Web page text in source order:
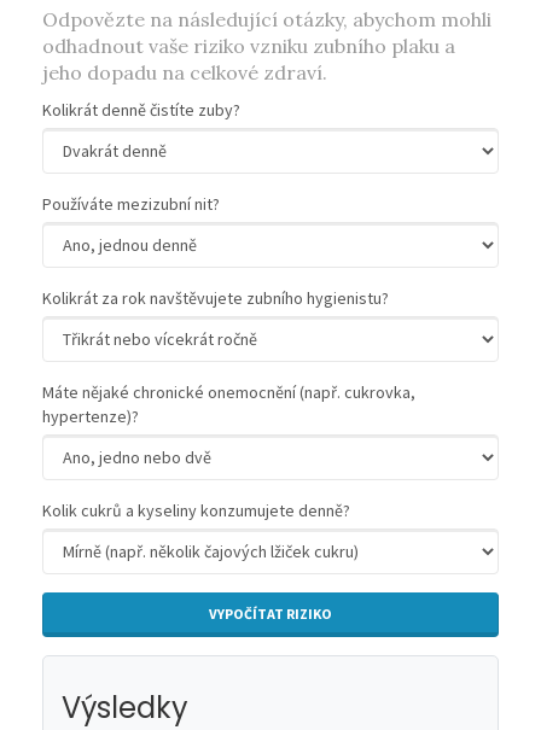
Odpovězte na následující otázky, abychom mohli
odhadnout vaše riziko vzniku zubního plaku a
jeho dopadu na celkové zdraví.
Kolikrát denně čistíte zuby?
Používáte mezizubní nit?
Kolikrát za rok navštěvujete zubního hygienistu?
Máte nějaké chronické onemocnění (např. cukrovka,
hypertenze)?
Kolik cukrů a kyseliny konzumujete denně?
VYPOČÍTAT RIZIKO
Výsledky